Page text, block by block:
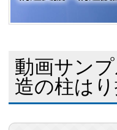
動画サン
造の柱は